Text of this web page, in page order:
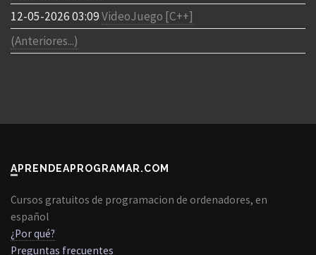
12-05-2026 03:09VideoJuego [C++]
(Anteriores...)
APRENDEAPROGRAMAR.COM
Cursos gratuitos de programacion de ordenadores, en
español
¿Por qué?
Preguntas frecuentes